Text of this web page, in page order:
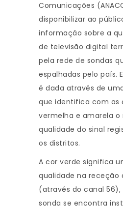
Comunicações
disponibilizar ao
informação sobre a
de televisão digital
pela rede de sondas
espalhadas pelo país.
é dada através de
que identifica com as
vermelha e amarela o
qualidade do sinal
os distritos.
A cor verde significa
qualidade na receção
(através do canal 56),
sonda se encontra